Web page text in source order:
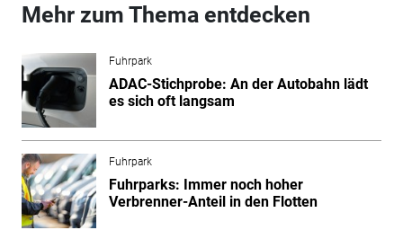
Mehr zum Thema entdecken
Fuhrpark
ADAC-Stichprobe: An der Autobahn lädt
es sich oft langsam
Fuhrpark
Fuhrparks: Immer noch hoher
Verbrenner-Anteil in den Flotten